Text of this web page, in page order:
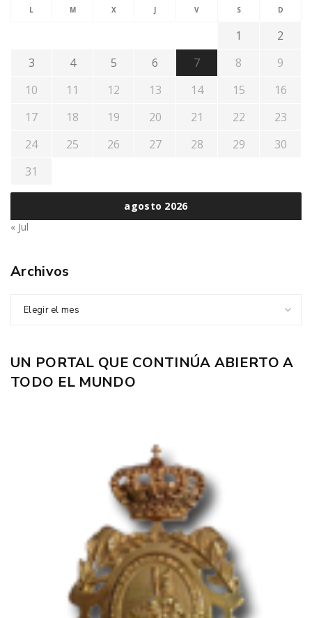
agosto 2026
L M X J V S D
1
2
3
4 5 6 7 8
9
10
11 12 13 14 15
16
17
18 19 20 21 22
23
24
25 26 27 28 29
30
31
« Jul
Archivos
Elegir el mes
UN PORTAL QUE CONTINÚA ABIERTO A
TODO EL MUNDO